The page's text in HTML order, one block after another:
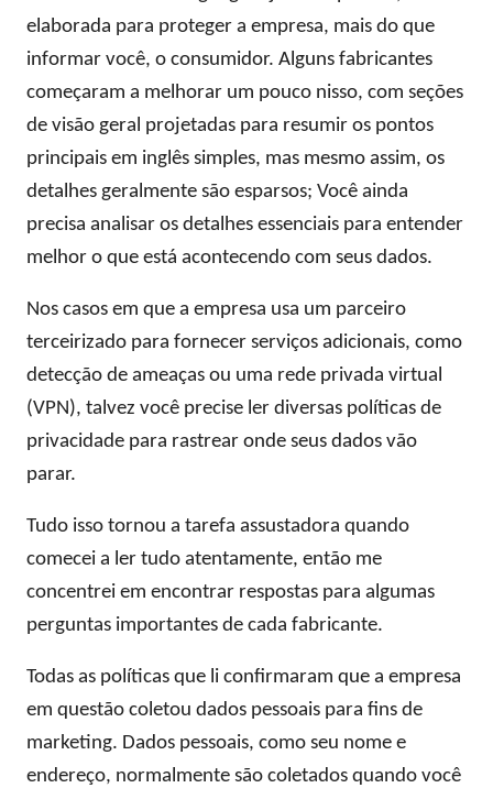
elaborada para proteger a empresa, mais do que
informar você, o consumidor. Alguns fabricantes
começaram a melhorar um pouco nisso, com seções
de visão geral projetadas para resumir os pontos
principais em inglês simples, mas mesmo assim, os
detalhes geralmente são esparsos; Você ainda
precisa analisar os detalhes essenciais para entender
melhor o que está acontecendo com seus dados.
Nos casos em que a empresa usa um parceiro
terceirizado para fornecer serviços adicionais, como
detecção de ameaças ou uma rede privada virtual
(VPN), talvez você precise ler diversas políticas de
privacidade para rastrear onde seus dados vão
parar.
Tudo isso tornou a tarefa assustadora quando
comecei a ler tudo atentamente, então me
concentrei em encontrar respostas para algumas
perguntas importantes de cada fabricante.
Todas as políticas que li confirmaram que a empresa
em questão coletou dados pessoais para fins de
marketing. Dados pessoais, como seu nome e
endereço, normalmente são coletados quando você